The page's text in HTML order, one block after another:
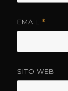
EMAIL *
SITO WEB